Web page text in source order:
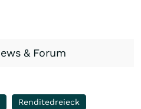
& Forum
Renditedreieck